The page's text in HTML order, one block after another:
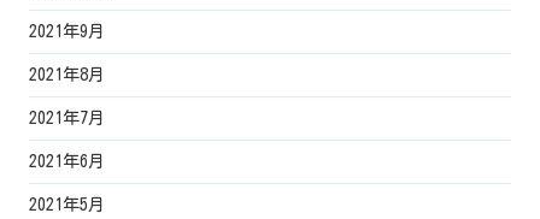
2021年9月
2021年8月
2021年7月
2021年6月
2021年5月